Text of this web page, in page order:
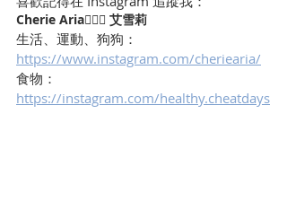
Cherie Aria🧜🏻‍♀️ 艾雪莉
生活、運動、狗狗：
https://www.instagram.com/cheriearia/
食物：
https://instagram.com/healthy.cheatdays